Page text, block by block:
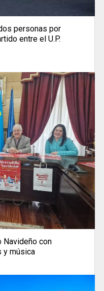
personas por
entre el U.P.
Navideño con
y música